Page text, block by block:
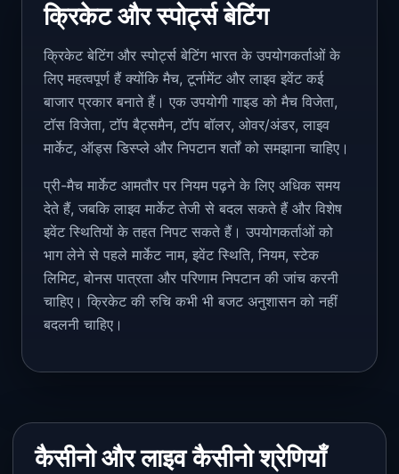
क्रिकेट और स्पोर्ट्स बेटिंग
क्रिकेट बेटिंग और स्पोर्ट्स बेटिंग भारत के उपयोगकर्ताओं के
लिए महत्वपूर्ण हैं क्योंकि मैच, टूर्नामेंट और लाइव इवेंट कई
बाजार प्रकार बनाते हैं। एक उपयोगी गाइड को मैच विजेता,
टॉस विजेता, टॉप बैट्समैन, टॉप बॉलर, ओवर/अंडर, लाइव
मार्केट, ऑड्स डिस्प्ले और निपटान शर्तों को समझाना चाहिए।
प्री-मैच मार्केट आमतौर पर नियम पढ़ने के लिए अधिक समय
देते हैं, जबकि लाइव मार्केट तेजी से बदल सकते हैं और विशेष
इवेंट स्थितियों के तहत निपट सकते हैं। उपयोगकर्ताओं को
भाग लेने से पहले मार्केट नाम, इवेंट स्थिति, नियम, स्टेक
लिमिट, बोनस पात्रता और परिणाम निपटान की जांच करनी
चाहिए। क्रिकेट की रुचि कभी भी बजट अनुशासन को नहीं
बदलनी चाहिए।
कैसीनो और लाइव कैसीनो श्रेणियाँ